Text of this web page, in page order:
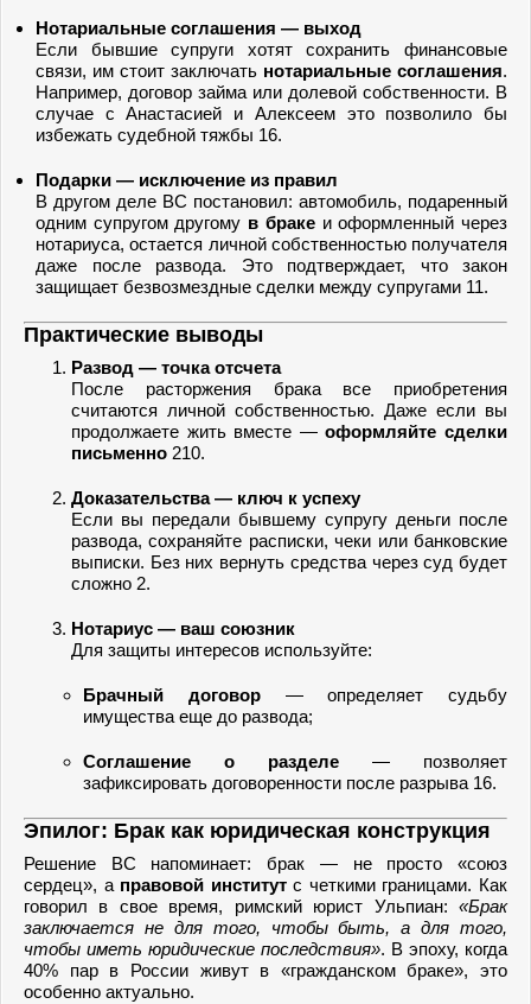
Нотариальные соглашения — выход
Если бывшие супруги хотят сохранить финансовые
связи, им стоит заключать нотариальные соглашения.
Например, договор займа или долевой собственности. В
случае с Анастасией и Алексеем это позволило бы
избежать судебной тяжбы 16.
Подарки — исключение из правил
В другом деле ВС постановил: автомобиль, подаренный
одним супругом другому в бракеи оформленный через
нотариуса, остается личной собственностью получателя
даже после развода. Это подтверждает, что закон
защищает безвозмездные сделки между супругами 11.
Практические выводы
Развод — точка отсчета
После расторжения брака все приобретения
считаются личной собственностью. Даже если вы
продолжаете жить вместе —оформляйте сделки
письменно 210.
Доказательства — ключ к успеху
Если вы передали бывшему супругу деньги после
развода, сохраняйте расписки, чеки или банковские
выписки. Без них вернуть средства через суд будет
сложно 2.
Нотариус — ваш союзник
Для защиты интересов используйте:
Брачный договор— определяет судьбу
имущества еще до развода;
Соглашение о разделе — позволяет
зафиксировать договоренности после разрыва 16.
Эпилог: Брак как юридическая конструкция
Решение ВС напоминает: брак — не просто «союз
сердец», а правовой институтс четкими границами. Как
говорил в свое время, римский юрист Ульпиан: «Брак
заключается не для того, чтобы быть, а для того,
чтобы иметь юридические последствия». В эпоху, когда
40% пар в России живут в «гражданском браке», это
особенно актуально.